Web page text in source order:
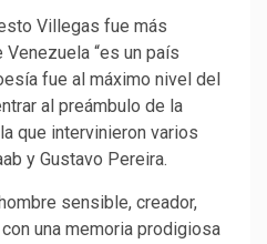
Villegas fue más
“es un país
fue al máximo nivel del
al preámbulo de la
que intervinieron varios
y Gustavo Pereira.
sensible, creador,
una memoria prodigiosa